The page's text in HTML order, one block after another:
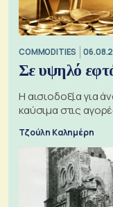
COMMODITIES
Σε υψηλό
Η αισιοδοξία για
καύσιμα στις
Τζούλη Καλημέρη